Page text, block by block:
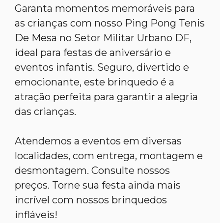
Garanta momentos memoráveis para
as crianças com nosso Ping Pong Tenis
De Mesa no Setor Militar Urbano DF,
ideal para festas de aniversário e
eventos infantis. Seguro, divertido e
emocionante, este brinquedo é a
atração perfeita para garantir a alegria
das crianças.
Atendemos a eventos em diversas
localidades, com entrega, montagem e
desmontagem. Consulte nossos
preços. Torne sua festa ainda mais
incrível com nossos brinquedos
infláveis!